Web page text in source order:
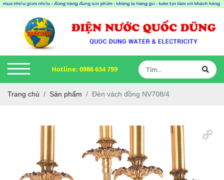
Hotline: 0986 634 759
Trang chủ Sản phẩm Đèn vách đồng NV708/4